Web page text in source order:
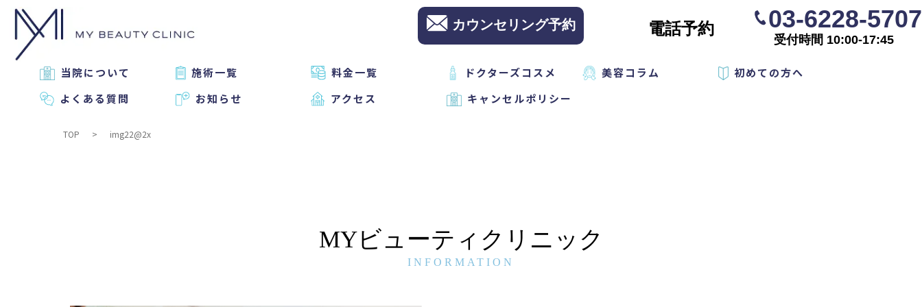
カウンセリング予約 電話予約 03-6228-5707
受付時間 10:00-17:45
当院について 施術一覧 料金一覧 ドクターズコスメ 美容コラム
初めての方へ
よくある質問
お知らせ アクセス キャンセルポリシー
TOP img22@2x
MYビューティクリニック
INFORMATION